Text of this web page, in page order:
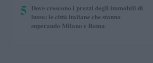
5 Dove crescono i prezzi degli immobili di
lusso: le città italiane che stanno
superando Milano e Roma